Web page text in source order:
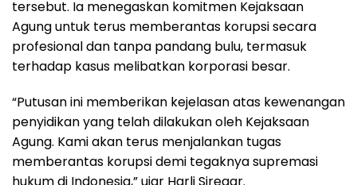
tersebut. Ia menegaskan komitmen Kejaksaan
Agung untuk terus memberantas korupsi secara
profesional dan tanpa pandang bulu, termasuk
terhadap kasus melibatkan korporasi besar.
“Putusan ini memberikan kejelasan atas kewenangan
penyidikan yang telah dilakukan oleh Kejaksaan
Agung. Kami akan terus menjalankan tugas
memberantas korupsi demi tegaknya supremasi
hukum di Indonesia,” ujar Harli Siregar.